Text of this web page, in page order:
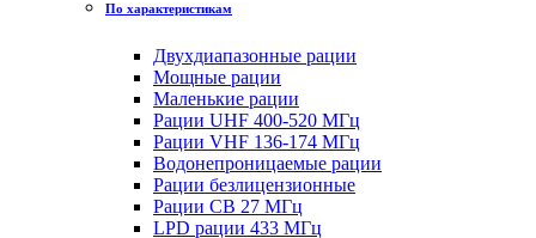
По характеристикам
Двухдиапазонные рации
Мощные рации
Маленькие рации
Рации UHF 400-520 МГц
Рации VHF 136-174 МГц
Водонепроницаемые рации
Рации безлицензионные
Рации CB 27 МГц
LPD рации 433 МГц